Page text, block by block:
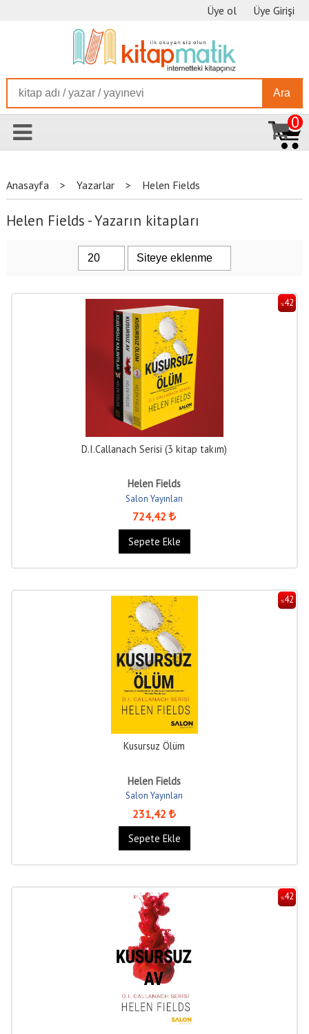
Üye ol Üye Girişi
Ara
0
Anasayfa > Yazarlar > Helen Fields
Helen Fields - Yazarın kitapları
%42
D.I.Callanach Serisi (3 kitap takım)
Helen Fields
Salon Yayınları
724,42
Sepete Ekle
%42
Kusursuz Ölüm
Helen Fields
Salon Yayınları
231,42
Sepete Ekle
%42